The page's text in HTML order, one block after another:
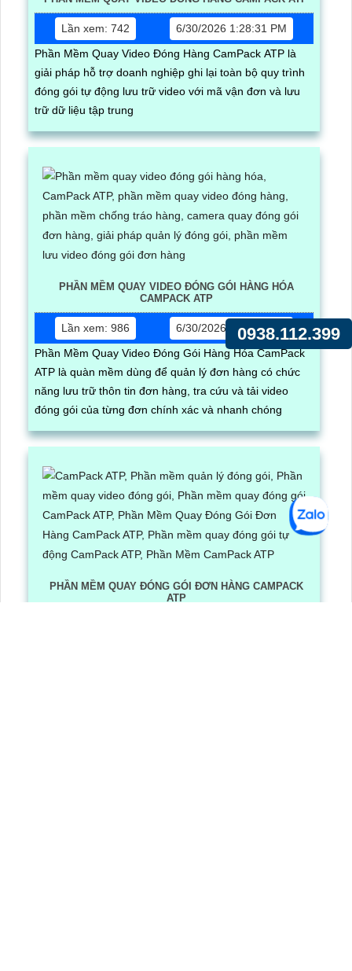
Lần xem: 742
6/30/2026 1:28:31 PM
Phần Mềm Quay Video Đóng Hàng CamPack ATP là
giải pháp hỗ trợ doanh nghiệp ghi lại toàn bộ quy trình
đóng gói tự động lưu trữ video với mã vận đơn và lưu
trữ dữ liệu tập trung
PHẦN MỀM QUAY VIDEO ĐÓNG GÓI HÀNG HÓA
CAMPACK ATP
Lần xem: 986
6/30/2026 5:17:03 PM
Phần Mềm Quay Video Đóng Gói Hàng Hóa CamPack
ATP là quàn mềm dùng để quản lý đơn hàng có chức
năng lưu trữ thôn tin đơn hàng, tra cứu và tải video
đóng gói của từng đơn chính xác và nhanh chóng
PHẦN MỀM QUAY ĐÓNG GÓI ĐƠN HÀNG CAMPACK
ATP
0938.112.399